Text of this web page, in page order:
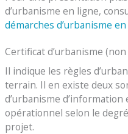
d’urbanisme en ligne,
démarches d’urbanisme
Certificat d’urbanisme
Il indique les règles
terrain. Il en existe deux
d’urbanisme
opérationnel selon le
projet.